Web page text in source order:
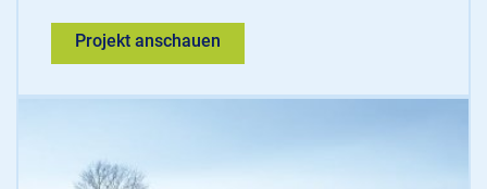
Projekt anschauen